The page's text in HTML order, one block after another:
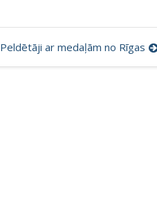
Peldētāji ar medaļām no Rīgas